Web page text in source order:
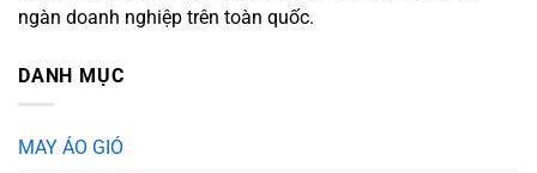
ngàn doanh nghiệp trên toàn quốc.
DANH MỤC
MAY ÁO GIÓ